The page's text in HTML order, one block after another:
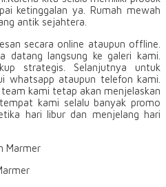
ketinggalan ya. Rumah mewah
antik sejahtera.
secara online ataupun offline.
datang langsung ke galeri kami.
strategis. Selanjutnya untuk
whatsapp ataupun telefon kami.
kami tetap akan menjelaskan
kami selalu banyak promo
hari libur dan menjelang hari